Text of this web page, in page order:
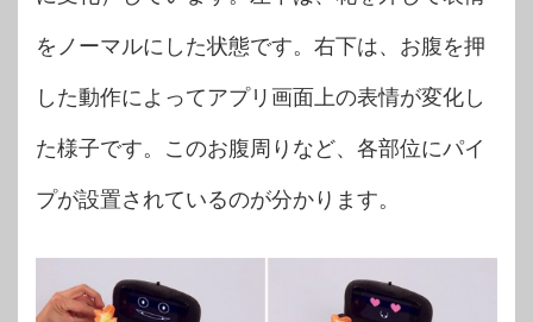
をノーマルにした状態です。右下は、お腹を押
した動作によってアプリ画面上の表情が変化し
た様子です。このお腹周りなど、各部位にパイ
プが設置されているのが分かります。